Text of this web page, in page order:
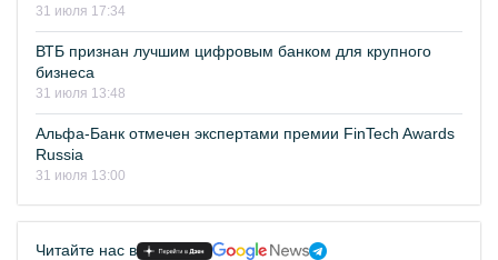
31 июля 17:34
ВТБ признан лучшим цифровым банком для крупного
бизнеса
31 июля 13:48
Альфа-Банк отмечен экспертами премии FinTech Awards
Russia
31 июля 13:00
Читайте нас в